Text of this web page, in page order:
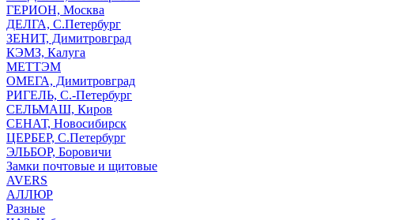
ГЕРИОН, Москва
ДЕЛГА, С.Петербург
ЗЕНИТ, Димитровград
КЭМЗ, Калуга
МЕТТЭМ
ОМЕГА, Димитровград
РИГЕЛЬ, С.-Петербург
СЕЛЬМАШ, Киров
СЕНАТ, Новосибирск
ЦЕРБЕР, С.Петербург
ЭЛЬБОР, Боровичи
Замки почтовые и щитовые
AVERS
АЛЛЮР
Разные